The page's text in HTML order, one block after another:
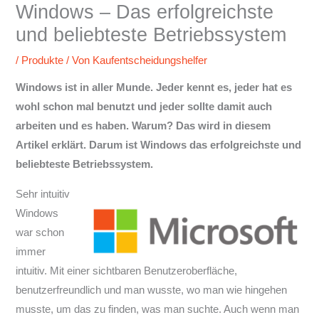
Windows – Das erfolgreichste
und beliebteste Betriebssystem
/ Produkte / Von Kaufentscheidungshelfer
Windows ist in aller Munde. Jeder kennt es, jeder hat es
wohl schon mal benutzt und jeder sollte damit auch
arbeiten und es haben. Warum? Das wird in diesem
Artikel erklärt. Darum ist Windows das erfolgreichste und
beliebteste Betriebssystem.
Sehr intuitiv
Windows
war schon
immer
intuitiv. Mit einer sichtbaren Benutzeroberfläche,
benutzerfreundlich und man wusste, wo man wie hingehen
musste, um das zu finden, was man suchte. Auch wenn man